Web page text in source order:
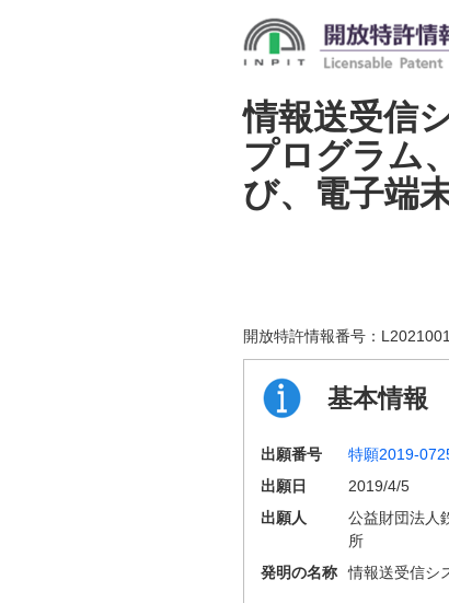
情報送受信
プログラム
び、電子端
開放特許情報番号：
基本情報
出願番号 特願2019-
出願日
2019/4/5
出願人
公益財団法人
所
発明の名称 情報送受信シ